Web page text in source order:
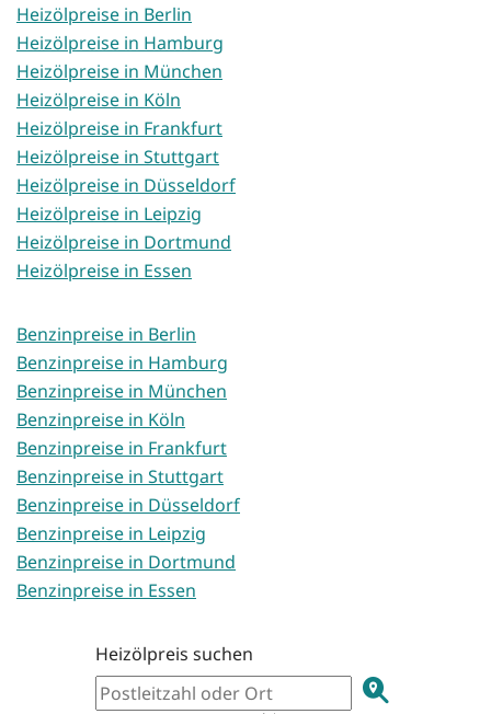
Heizölpreise in Berlin
Heizölpreise in Hamburg
Heizölpreise in München
Heizölpreise in Köln
Heizölpreise in Frankfurt
Heizölpreise in Stuttgart
Heizölpreise in Düsseldorf
Heizölpreise in Leipzig
Heizölpreise in Dortmund
Heizölpreise in Essen
Benzinpreise in Berlin
Benzinpreise in Hamburg
Benzinpreise in München
Benzinpreise in Köln
Benzinpreise in Frankfurt
Benzinpreise in Stuttgart
Benzinpreise in Düsseldorf
Benzinpreise in Leipzig
Benzinpreise in Dortmund
Benzinpreise in Essen
Heizölpreis suchen